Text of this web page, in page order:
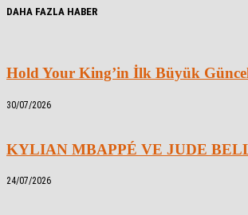
DAHA FAZLA HABER
Hold Your King’in İlk Büyük
30/07/2026
KYLIAN MBAPPÉ VE JUDE
24/07/2026